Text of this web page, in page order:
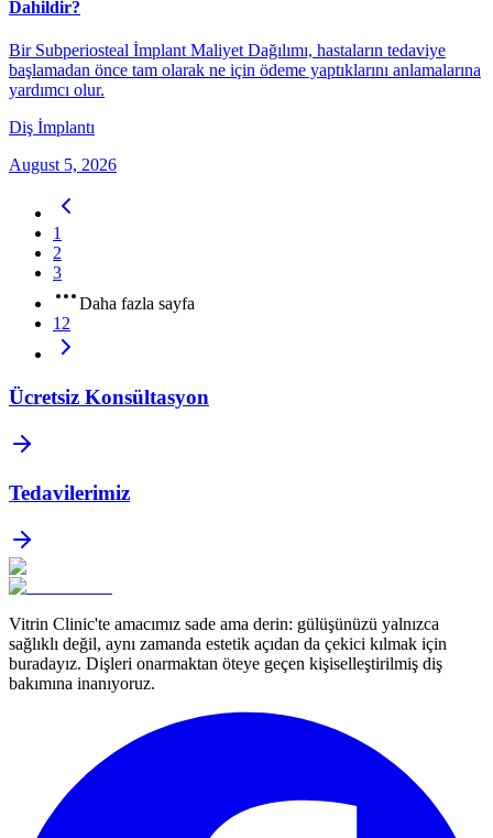
Dahildir?
Bir Subperiosteal İmplant Maliyet Dağılımı, hastaların tedaviye
başlamadan önce tam olarak ne için ödeme yaptıklarını anlamalarına
yardımcı olur.
Diş İmplantı
August 5, 2026
1
2
3
Daha fazla sayfa
12
Ücretsiz Konsültasyon
Tedavilerimiz
Vitrin Clinic'te amacımız sade ama derin: gülüşünüzü yalnızca
sağlıklı değil, aynı zamanda estetik açıdan da çekici kılmak için
buradayız. Dişleri onarmaktan öteye geçen kişiselleştirilmiş diş
bakımına inanıyoruz.